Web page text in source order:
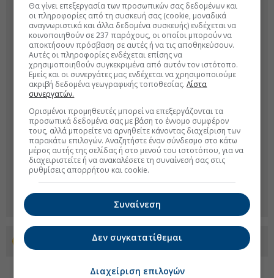
Προσθέστε το euro2day.gr στο Discover
Θα γίνει επεξεργασία των προσωπικών σας δεδομένων και
οι πληροφορίες από τη συσκευή σας (cookie, μοναδικά
αναγνωριστικά και άλλα δεδομένα συσκευής) ενδέχεται να
κοινοποιηθούν σε 237 παρόχους, οι οποίοι μπορούν να
αποκτήσουν πρόσβαση σε αυτές ή να τις αποθηκεύσουν.
Αυτές οι πληροφορίες ενδέχεται επίσης να
χρησιμοποιηθούν συγκεκριμένα από αυτόν τον ιστότοπο.
Εμείς και οι συνεργάτες μας ενδέχεται να χρησιμοποιούμε
ακριβή δεδομένα γεωγραφικής τοποθεσίας.Λίστα
συνεργατών.
Ορισμένοι προμηθευτές μπορεί να επεξεργάζονται τα
προσωπικά δεδομένα σας με βάση το έννομο συμφέρον
τους, αλλά μπορείτε να αρνηθείτε κάνοντας διαχείριση των
παρακάτω επιλογών. Αναζητήστε έναν σύνδεσμο στο κάτω
μέρος αυτής της σελίδας ή στο μενού του ιστοτόπου, για να
διαχειριστείτε ή να ανακαλέσετε τη συναίνεσή σας στις
ρυθμίσεις απορρήτου και cookie.
Συναίνεση
Δεν συγκατατίθεμαι
Διαχείριση επιλογών